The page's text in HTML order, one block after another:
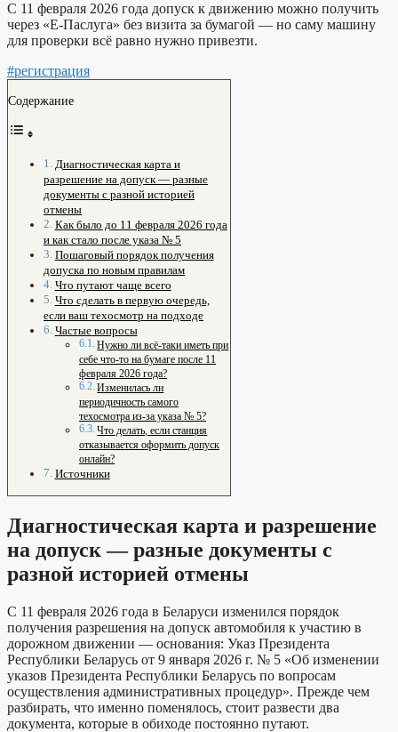
С 11 февраля 2026 года допуск к движению можно получить
через «Е-Паслуга» без визита за бумагой — но саму машину
для проверки всё равно нужно привезти.
#регистрация
Содержание
Диагностическая карта и
разрешение на допуск — разные
документы с разной историей
отмены
Как было до 11 февраля 2026 года
и как стало после указа № 5
Пошаговый порядок получения
допуска по новым правилам
Что путают чаще всего
Что сделать в первую очередь,
если ваш техосмотр на подходе
Частые вопросы
Нужно ли всё-таки иметь при
себе что-то на бумаге после 11
февраля 2026 года?
Изменилась ли
периодичность самого
техосмотра из-за указа № 5?
Что делать, если станция
отказывается оформить допуск
онлайн?
Источники
Диагностическая карта и разрешение
на допуск — разные документы с
разной историей отмены
С 11 февраля 2026 года в Беларуси изменился порядок
получения разрешения на допуск автомобиля к участию в
дорожном движении — основания: Указ Президента
Республики Беларусь от 9 января 2026 г. № 5 «Об изменении
указов Президента Республики Беларусь по вопросам
осуществления административных процедур». Прежде чем
разбирать, что именно поменялось, стоит развести два
документа, которые в обиходе постоянно путают.